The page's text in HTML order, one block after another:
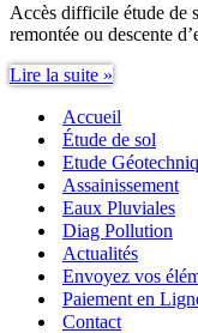
Accès difficile étude de
remontée ou descente
Lire la suite »
étude
de
sol
Accueil
Étude de sol
Etude
Assainissement
Eaux Pluviales
Diag Pollution
Actualités
Envoyez vos
Paiement en
Contact